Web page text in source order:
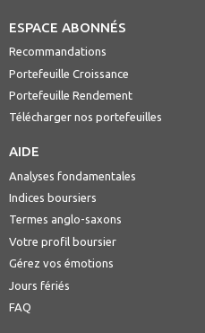
ESPACE ABONNÉS
Recommandations
Portefeuille Croissance
Portefeuille Rendement
Télécharger nos portefeuilles
AIDE
Analyses fondamentales
Indices boursiers
Termes anglo-saxons
Votre profil boursier
Gérez vos émotions
Jours fériés
FAQ